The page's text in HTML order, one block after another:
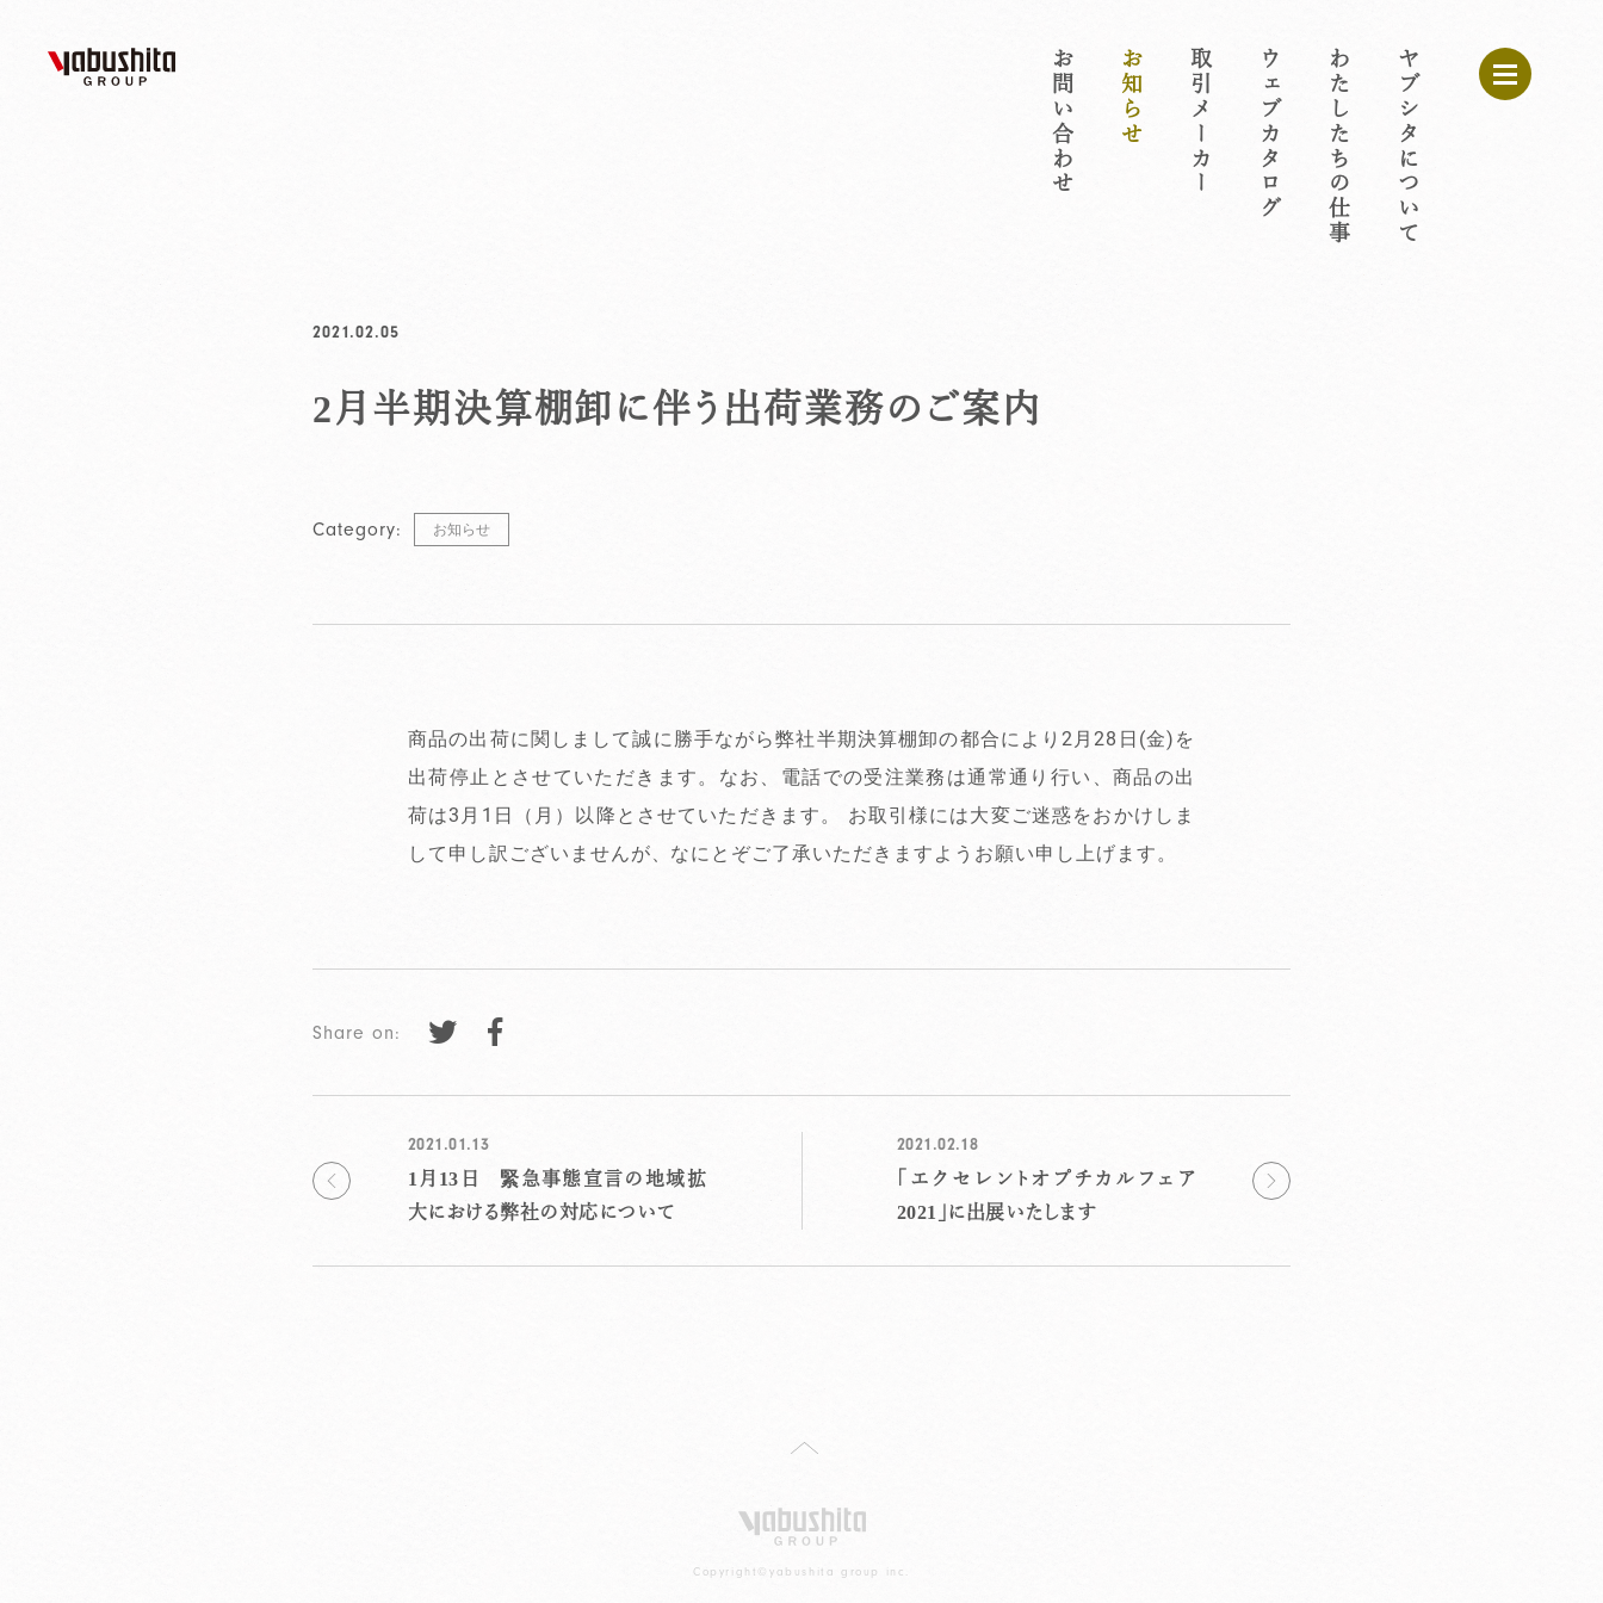
ヤブシタについて
わたしたちの仕事
ウェブカタログ
取引メーカー
お知らせ
お問い合わせ
2021.02.05
2月半期決算棚卸に伴う出荷業務のご案内
Category: お知らせ
商品の出荷に関しまして誠に勝手ながら弊社半期決算棚卸の都合により2月28日(金)を
出荷停止とさせていただきます。なお、電話での受注業務は通常通り行い、商品の出
荷は3月1日（月）以降とさせていただきます。 お取引様には大変ご迷惑をおかけしま
して申し訳ございませんが、なにとぞご了承いただきますようお願い申し上げます。
Share on:
2021.01.13
1月13日 緊急事態宣言の地域拡
大における弊社の対応について
2021.02.18
「エクセレントオプチカルフェア
2021」に出展いたします
Copyright©yabushita group inc.